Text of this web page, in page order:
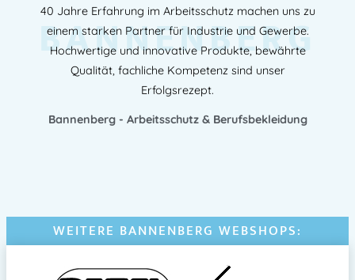
40 Jahre Erfahrung im Arbeitsschutz machen uns zu
einem starken Partner für Industrie und Gewerbe.
Hochwertige und innovative Produkte, bewährte
Qualität, fachliche Kompetenz sind unser
Erfolgsrezept.
Bannenberg - Arbeitsschutz & Berufsbekleidung
BANNENBERG
WEITERE BANNENBERG WEBSHOPS: